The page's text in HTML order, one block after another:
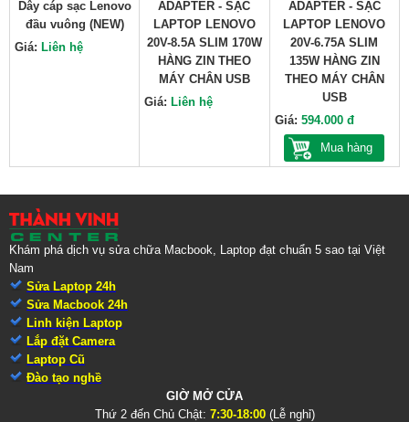
Dây cáp sạc Lenovo
đầu vuông (NEW)
Giá: Liên hệ
ADAPTER - SẠC
LAPTOP LENOVO
20V-8.5A SLIM 170W
HÀNG ZIN THEO
MÁY CHÂN USB
Giá: Liên hệ
ADAPTER - SẠC
LAPTOP LENOVO
20V-6.75A SLIM
135W HÀNG ZIN
THEO MÁY CHÂN
USB
Giá: 594.000 đ
Mua hàng
Khám phá dịch vụ sửa chữa Macbook, Laptop đạt chuẩn 5 sao tại Việt
Nam
Sửa Laptop 24h
Sửa Macbook 24h
Linh kiện Laptop
Lắp đặt Camera
Laptop Cũ
Đào tạo nghề
GIỜ MỞ CỬA
Thứ 2 đến Chủ Chật: 7:30-18:00(Lễ nghỉ)